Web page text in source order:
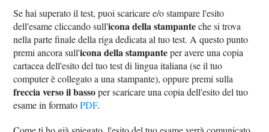
Se hai superato il test, puoi scaricare e/o stampare l'esito
dell'esame cliccando sull'icona della stampanteche si trova
nella parte finale della riga dedicata al tuo test. A questo punto
premi ancora sull'icona della stampanteper avere una copia
cartacea dell'esito del tuo test di lingua italiana (se il tuo
computer è collegato a una stampante), oppure premi sulla
freccia verso il bassoper scaricare una copia dell'esito del tuo
esame in formatoPDF.